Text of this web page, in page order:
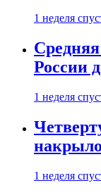
1 неделя
России
1 неделя
1 неделя